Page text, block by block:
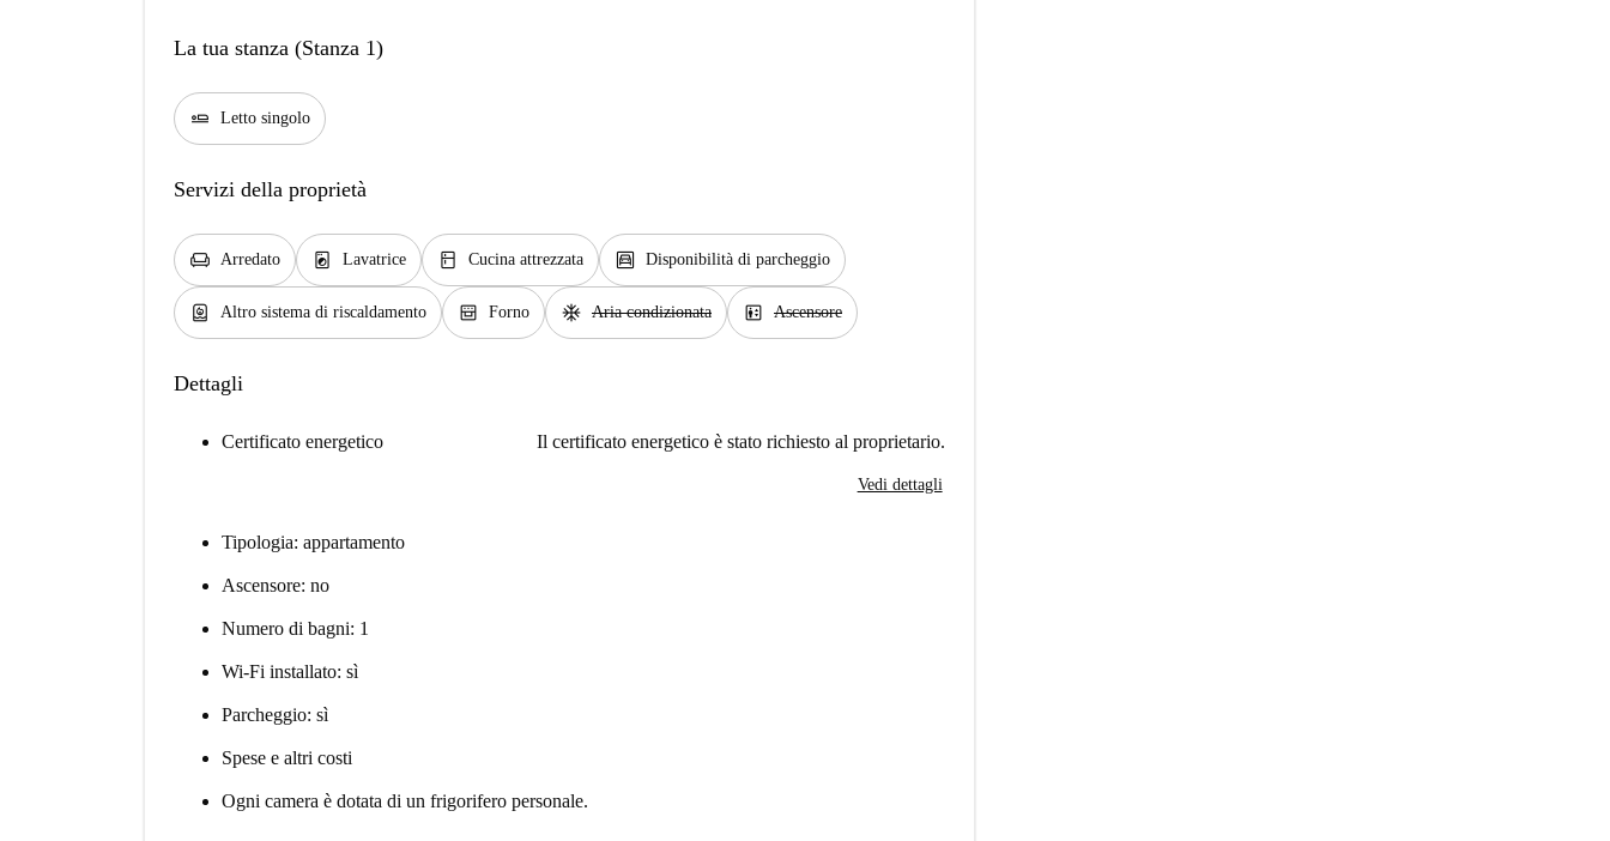
La tua stanza (Stanza 1)
airline_seat_flat Letto singolo
Servizi della proprietà
chair Arredato local_laundry_service Lavatrice kitchen Cucina attrezzata garage Disponibilità di parcheggio
water_heater Altro sistema di riscaldamento oven_gen Forno ac_unit Aria condizionata elevator Ascensore
Dettagli
Certificato energetico Il certificato energetico è stato richiesto al proprietario.
Vedi dettagli
Tipologia: appartamento
Ascensore: no
Numero di bagni: 1
Wi-Fi installato: sì
Parcheggio: sì
Spese e altri costi
Ogni camera è dotata di un frigorifero personale.